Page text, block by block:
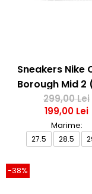
Sneakers Nike
Borough Mid 2
299,00 Lei
199,00 Lei
Marime:
27.5 28.5
-38%